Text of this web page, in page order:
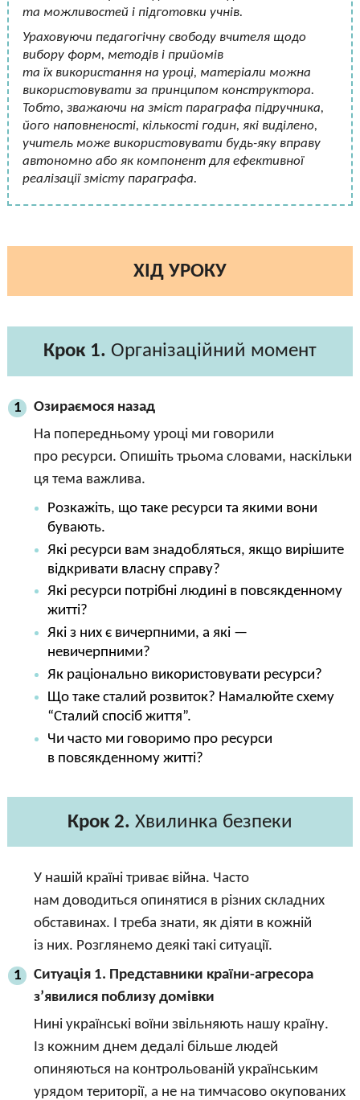
та можливостей і підготовки учнів.
Ураховуючи педагогічну свободу вчителя щодо
вибору форм, методів і прийомів
та їх використання на уроці, матеріали можна
використовувати за принципом конструктора.
Тобто, зважаючи на зміст параграфа підручника,
його наповненості, кількості годин, які виділено,
учитель може використовувати будь-яку вправу
автономно або як компонент для ефективної
реалізації змісту параграфа.
ХІД УРОКУ
Крок 1. Організаційний момент
1
Озираємося назад
На попередньому уроці ми говорили
про ресурси. Опишіть трьома словами, наскільки
ця тема важлива.
Розкажіть, що таке ресурси та якими вони
бувають.
Які ресурси вам знадобляться, якщо вирішите
відкривати власну справу?
Які ресурси потрібні людині в повсякденному
житті?
Які з них є вичерпними, а які —
невичерпними?
Як раціонально використовувати ресурси?
Що таке сталий розвиток? Намалюйте схему
“Сталий спосіб життя”.
Чи часто ми говоримо про ресурси
в повсякденному житті?
Крок 2. Хвилинка безпеки
У нашій країні триває війна. Часто
нам доводиться опинятися в різних складних
обставинах. І треба знати, як діяти в кожній
із них. Розглянемо деякі такі ситуації.
1
Ситуація 1. Представники країни-агресора
з’явилися поблизу домівки
Нині українські воїни звільняють нашу країну.
Із кожним днем дедалі більше людей
опиняються на контрольованій українським
урядом території, а не на тимчасово окупованих